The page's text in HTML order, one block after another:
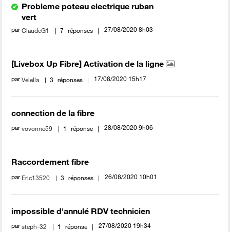
Probleme poteau electrique ruban
vert
parClaudeG1 7 réponses ‎27/08/2020 8h03
[Livebox Up Fibre] Activation de la ligne
parVelella 3 réponses ‎17/08/2020 15h17
connection de la fibre
parvovonne59 1 réponse ‎28/08/2020 9h06
Raccordement fibre
par Eric13520 3 réponses ‎26/08/2020 10h01
impossible d'annulé RDV technicien
parsteph-32 1 réponse ‎27/08/2020 19h34